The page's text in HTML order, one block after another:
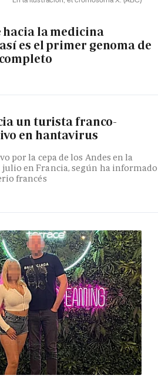
hacia la medicina
es el primer genoma de
un turista franco-
en hantavirus
por la cepa de los Andes en la
julio en Francia, según ha informado
francés